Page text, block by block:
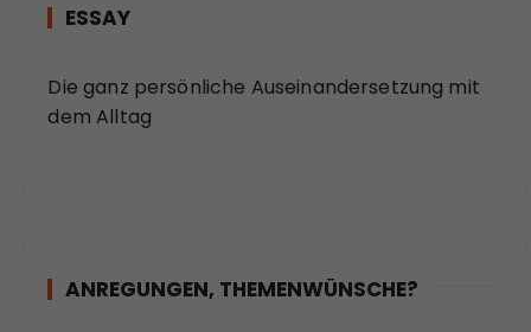
ESSAY
Die ganz persönliche Auseinandersetzung mit
dem Alltag
ANREGUNGEN, THEMENWÜNSCHE?